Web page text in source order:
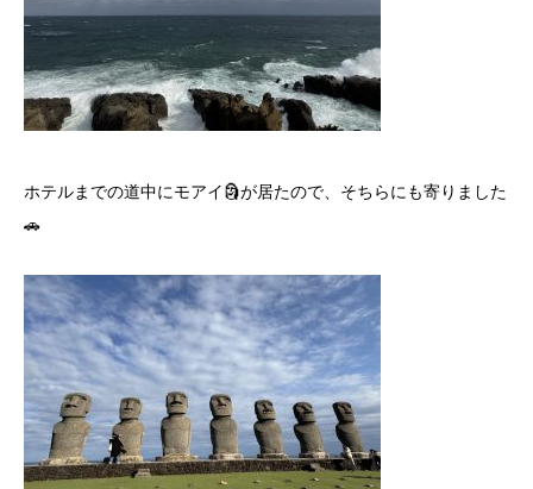
ホテルまでの道中にモアイ🗿が居たので、そちらにも寄りました
🚗